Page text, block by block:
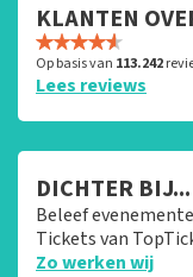
KLANTEN
Op basis van 113.242
Lees reviews
DICHTER
Beleef
Tickets van
Zo werken wij